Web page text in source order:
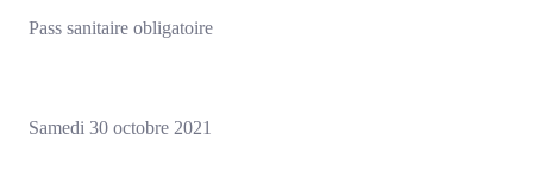
Pass sanitaire obligatoire
Samedi 30 octobre 2021